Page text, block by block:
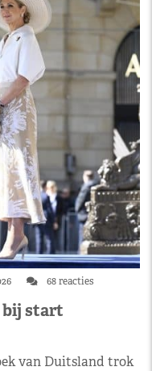
68 reacties
bij start
van Duitsland trok